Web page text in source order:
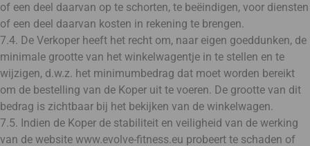
of een deel daarvan op te schorten, te beëindigen, voor diensten
of een deel daarvan kosten in rekening te brengen.
7.4. De Verkoper heeft het recht om, naar eigen goeddunken, de
minimale grootte van het winkelwagentje in te stellen en te
wijzigen, d.w.z. het minimumbedrag dat moet worden bereikt
om de bestelling van de Koper uit te voeren. De grootte van dit
bedrag is zichtbaar bij het bekijken van de winkelwagen.
7.5. Indien de Koper de stabiliteit en veiligheid van de werking
van de website www.evolve-fitness.eu probeert te schaden of